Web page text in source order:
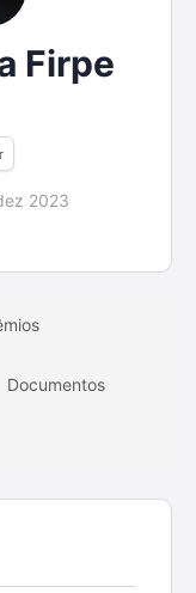
Firpe
2023
Documentos